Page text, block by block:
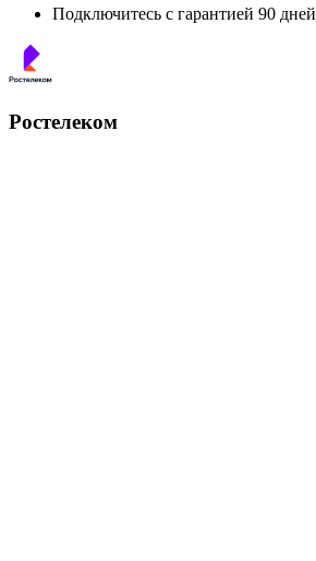
Подключитесь с гарантией 90 дней
Ростелеком